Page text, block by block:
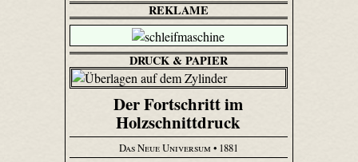
REKLAME
DRUCK & PAPIER
Der Fortschritt im
Holzschnittdruck
Das Neue Universum • 1881